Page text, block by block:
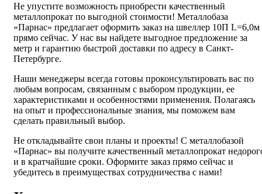
Не упустите возможность приобрести качественный
металлопрокат по выгодной стоимости! Металлобаза
«Парнас» предлагает оформить заказ на швеллер 10П L=6,0м
прямо сейчас. У нас вы найдете выгодное предложение за
метр и гарантию быстрой доставки по адресу в Санкт-
Петербурге.
Наши менеджеры всегда готовы проконсультировать вас по
любым вопросам, связанным с выбором продукции, ее
характеристиками и особенностями применения. Полагаясь
на опыт и профессиональные знания, мы поможем вам
сделать правильный выбор.
Не откладывайте свои планы и проекты! С металлобазой
«Парнас» вы получите качественный металлопрокат
и в кратчайшие сроки. Оформите заказ прямо сейчас и
убедитесь в преимуществах сотрудничества с нами!